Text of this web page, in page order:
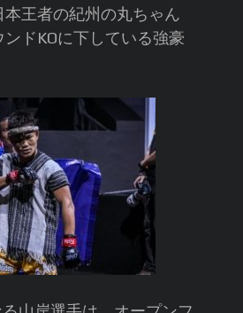
本王者の紀州の丸ちゃん
ドKOに下している強豪